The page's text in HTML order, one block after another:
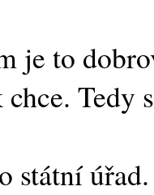
je to
státní úřad.